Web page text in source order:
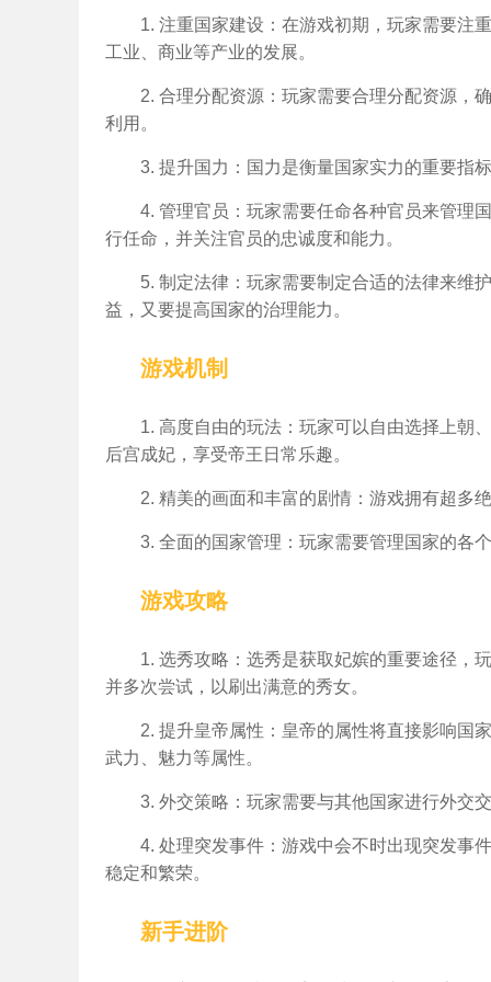
1. 注重国家建设：在游戏初期，玩家需要注
工业、商业等产业的发展。
2. 合理分配资源：玩家需要合理分配资源，
利用。
3. 提升国力：国力是衡量国家实力的重要指
4. 管理官员：玩家需要任命各种官员来管理
行任命，并关注官员的忠诚度和能力。
5. 制定法律：玩家需要制定合适的法律来维
益，又要提高国家的治理能力。
游戏机制
1. 高度自由的玩法：玩家可以自由选择上朝
后宫成妃，享受帝王日常乐趣。
2. 精美的画面和丰富的剧情：游戏拥有超多
3. 全面的国家管理：玩家需要管理国家的各
游戏攻略
1. 选秀攻略：选秀是获取妃嫔的重要途径，
并多次尝试，以刷出满意的秀女。
2. 提升皇帝属性：皇帝的属性将直接影响国
武力、魅力等属性。
3. 外交策略：玩家需要与其他国家进行外交
4. 处理突发事件：游戏中会不时出现突发事
稳定和繁荣。
新手进阶